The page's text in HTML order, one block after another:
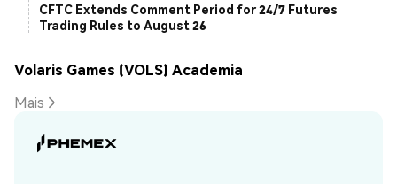
CFTC Extends Comment Period for 24/7 Futures
Trading Rules to August 26
Volaris Games (VOLS) Academia
Mais